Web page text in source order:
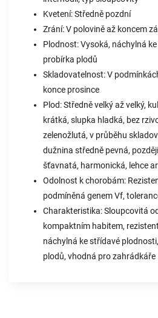
Kvetení: Středně pozdní
Zrání: V polovině až koncem
Plodnost: Vysoká, náchylná
probírka plodů
Skladovatelnost: V
konce prosince
Plod: Středně velký až velký,
krátká, slupka hladká, bez
zelenožlutá, v průběhu
dužnina středně pevná,
šťavnatá, harmonická, lehce
Odolnost k chorobám:
podmíněná genem Vf,
Charakteristika: Sloupcovitá
kompaktním habitem,
náchylná ke střídavé
plodů, vhodná pro zahrádkáře